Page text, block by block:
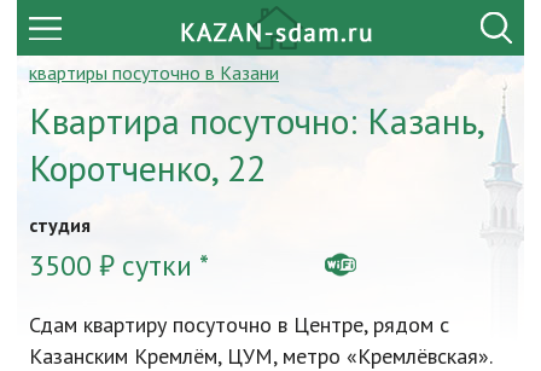
квартиры посуточно в Казани
Квартира посуточно: Казань,
Коротченко, 22
студия
3500 ₽ сутки *
Сдам квартиру посуточно в Центре, рядом с
Казанским Кремлём, ЦУМ, метро «Кремлёвская».